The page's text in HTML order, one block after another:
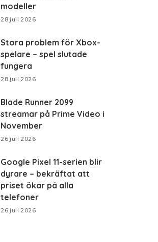
modeller
28 juli 2026
Stora problem för Xbox-
spelare – spel slutade
fungera
28 juli 2026
Blade Runner 2099
streamar på Prime Video i
November
26 juli 2026
Google Pixel 11-serien blir
dyrare – bekräftat att
priset ökar på alla
telefoner
26 juli 2026